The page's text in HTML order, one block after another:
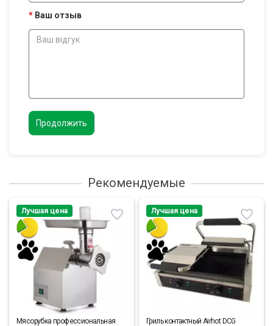
Ваш отзыв
Продолжить
Рекомендуемые
Лучшая цена
Мясорубка профессиональная
Лучшая цена
Гриль контактный Airhot DCG